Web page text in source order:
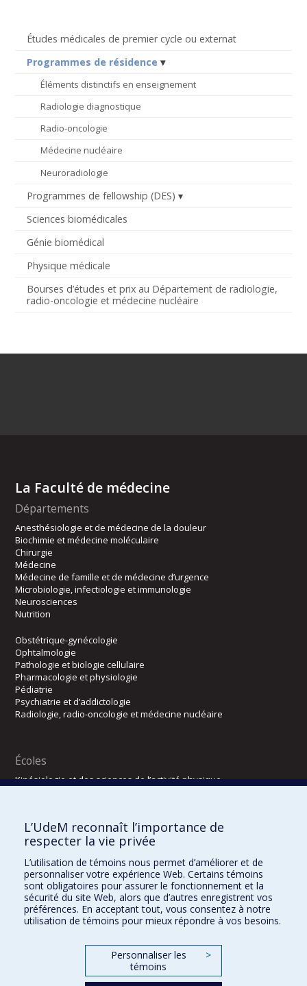
Études médicales de premier cycle ou externat
Programmes de résidence
Éléments distinctifs en enseignement
Radiologie diagnostique
Radio-oncologie
Médecine nucléaire
Neuroradiologie
Programmes de fellowship (DES)
Sciences biomédicales
Génie biomédical
Physique médicale
Bourses d’études et prix au Département de radiologie,
radio-oncologie et médecine nucléaire
La Faculté de médecine
Départements
Anesthésiologie et de médecine de la douleur
Biochimie et médecine moléculaire
Chirurgie
Médecine
Médecine de famille et de médecine d’urgence
Microbiologie, infectiologie et immunologie
Neurosciences
Nutrition
Obstétrique-gynécologie
Ophtalmologie
Pathologie et biologie cellulaire
Pharmacologie et physiologie
Pédiatrie
Psychiatrie et d’addictologie
Radiologie, radio-oncologie et médecine nucléaire
Écoles
Kinésiologie et des sciences de l’activité physique
Directions
DPC
CPASS
Éthique clinique
L’UdeM reconnaît l’importance de
respecter la vie privée
L’utilisation de témoins nous permet d’améliorer et de
personnaliser votre expérience Web. Certains témoins
sont obligatoires pour assurer le fonctionnement et la
sécurité du site Web, alors que d’autres enregistrent vos
préférences. En acceptant tout, vous consentez à notre
utilisation de témoins pour mieux répondre à vos besoins.
Personnaliser les
témoins
>